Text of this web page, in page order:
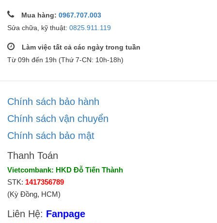
Mua hàng: 0967.707.003
Sửa chữa, kỹ thuật: 0825.911.119
Làm việc tất cả các ngày trong tuần
Từ 09h đến 19h (Thứ 7-CN: 10h-18h)
Chính sách bảo hành
Chính sách vận chuyển
Chính sách bảo mật
Thanh Toán
Vietcombank: HKD Đỗ Tiến Thành
STK: 1417356789
(Kỳ Đồng, HCM)
Liên Hệ: Fanpage